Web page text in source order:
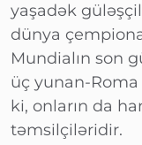
yaşadək
dünya
Mundialın son
üç yunan-
ki, onların da
təmsilçiləridir.